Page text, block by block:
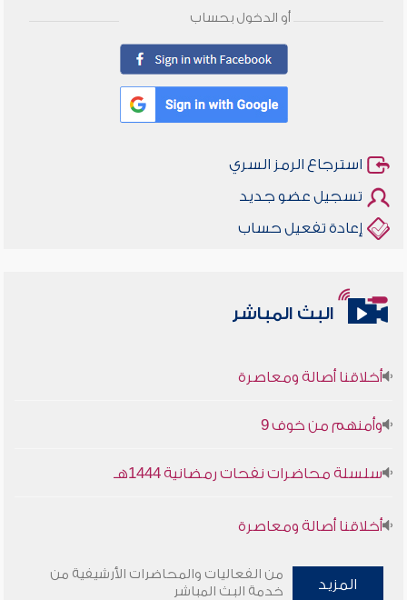
أو الدخول بحساب
استرجاع الرمز السري
تسجيل عضو جديد
إعادة تفعيل حساب
البث المباشر
أخلاقنا أصالة ومعاصرة
وأمنهم من خوف 9
أخلاقنا أصالة ومعاصرة
وأمنهم من خوف 9
المزيد
من الفعاليات والمحاضرات الأرشيفية من
خدمة البث المباشر